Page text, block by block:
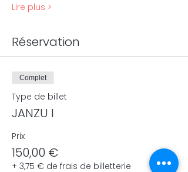
Lire plus >
Réservation
Complet
Type de billet
JANZU I
Prix
150,00 €
+ 3,75 € de frais de billetterie